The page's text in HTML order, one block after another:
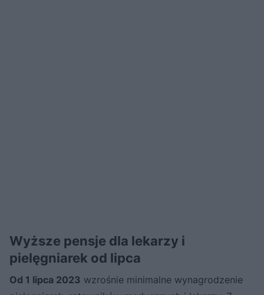
Wyższe pensje dla lekarzy i
pielęgniarek od lipca
Od 1 lipca 2023 wzrośnie minimalne wynagrodzenie